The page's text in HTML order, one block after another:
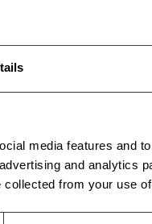
media features and
and analytics
collected from your use
af brugt iscremeudstyr.